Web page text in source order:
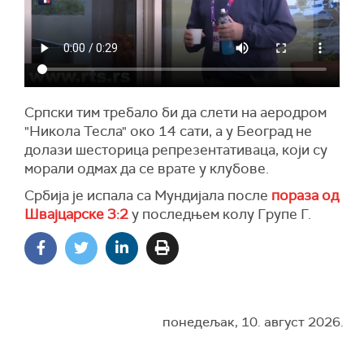
Српски тим требало би да слети на аеродром
"Никола Тесла" око 14 сати, а у Београд не
долази шесторица репрезентативаца, који су
морали одмах да се врате у клубове.
Србија је испала са Мундијала после пораза од
Швајцарске 3:2у последњем колу Групе Г.
понедељак, 10. август 2026.